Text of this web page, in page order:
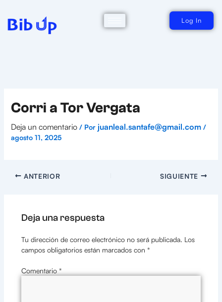
contenido
Log In
Corri a Tor Vergata
Deja un comentario / Por juanleal.santafe@gmail.com /
agosto 11, 2025
ANTERIOR SIGUIENTE
Deja una respuesta
Tu dirección de correo electrónico no será publicada. Los
campos obligatorios están marcados con *
Comentario *